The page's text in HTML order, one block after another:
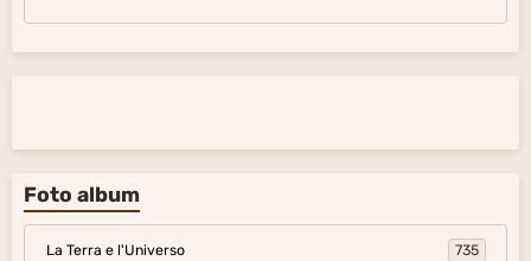
Foto album
La Terra e l'Universo 735